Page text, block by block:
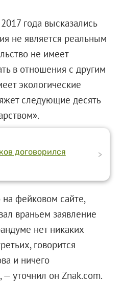
года высказались
не является реальным
не имеет
в отношения с другим
экологические
следующие десять
договорился
>
на фейковом сайте,
враньем заявление
нет никаких
говорится
и ничего
уточнил он Znak.com.